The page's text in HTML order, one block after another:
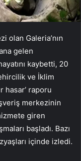
olan Galeria’nın
gelen
kaybetti, 20
ve İklim
hasar’ raporu
merkezinin
giren
başladı. Bazı
içinde izledi.